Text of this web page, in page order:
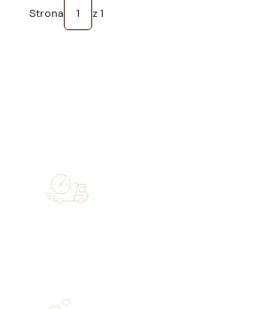
Strona z 1